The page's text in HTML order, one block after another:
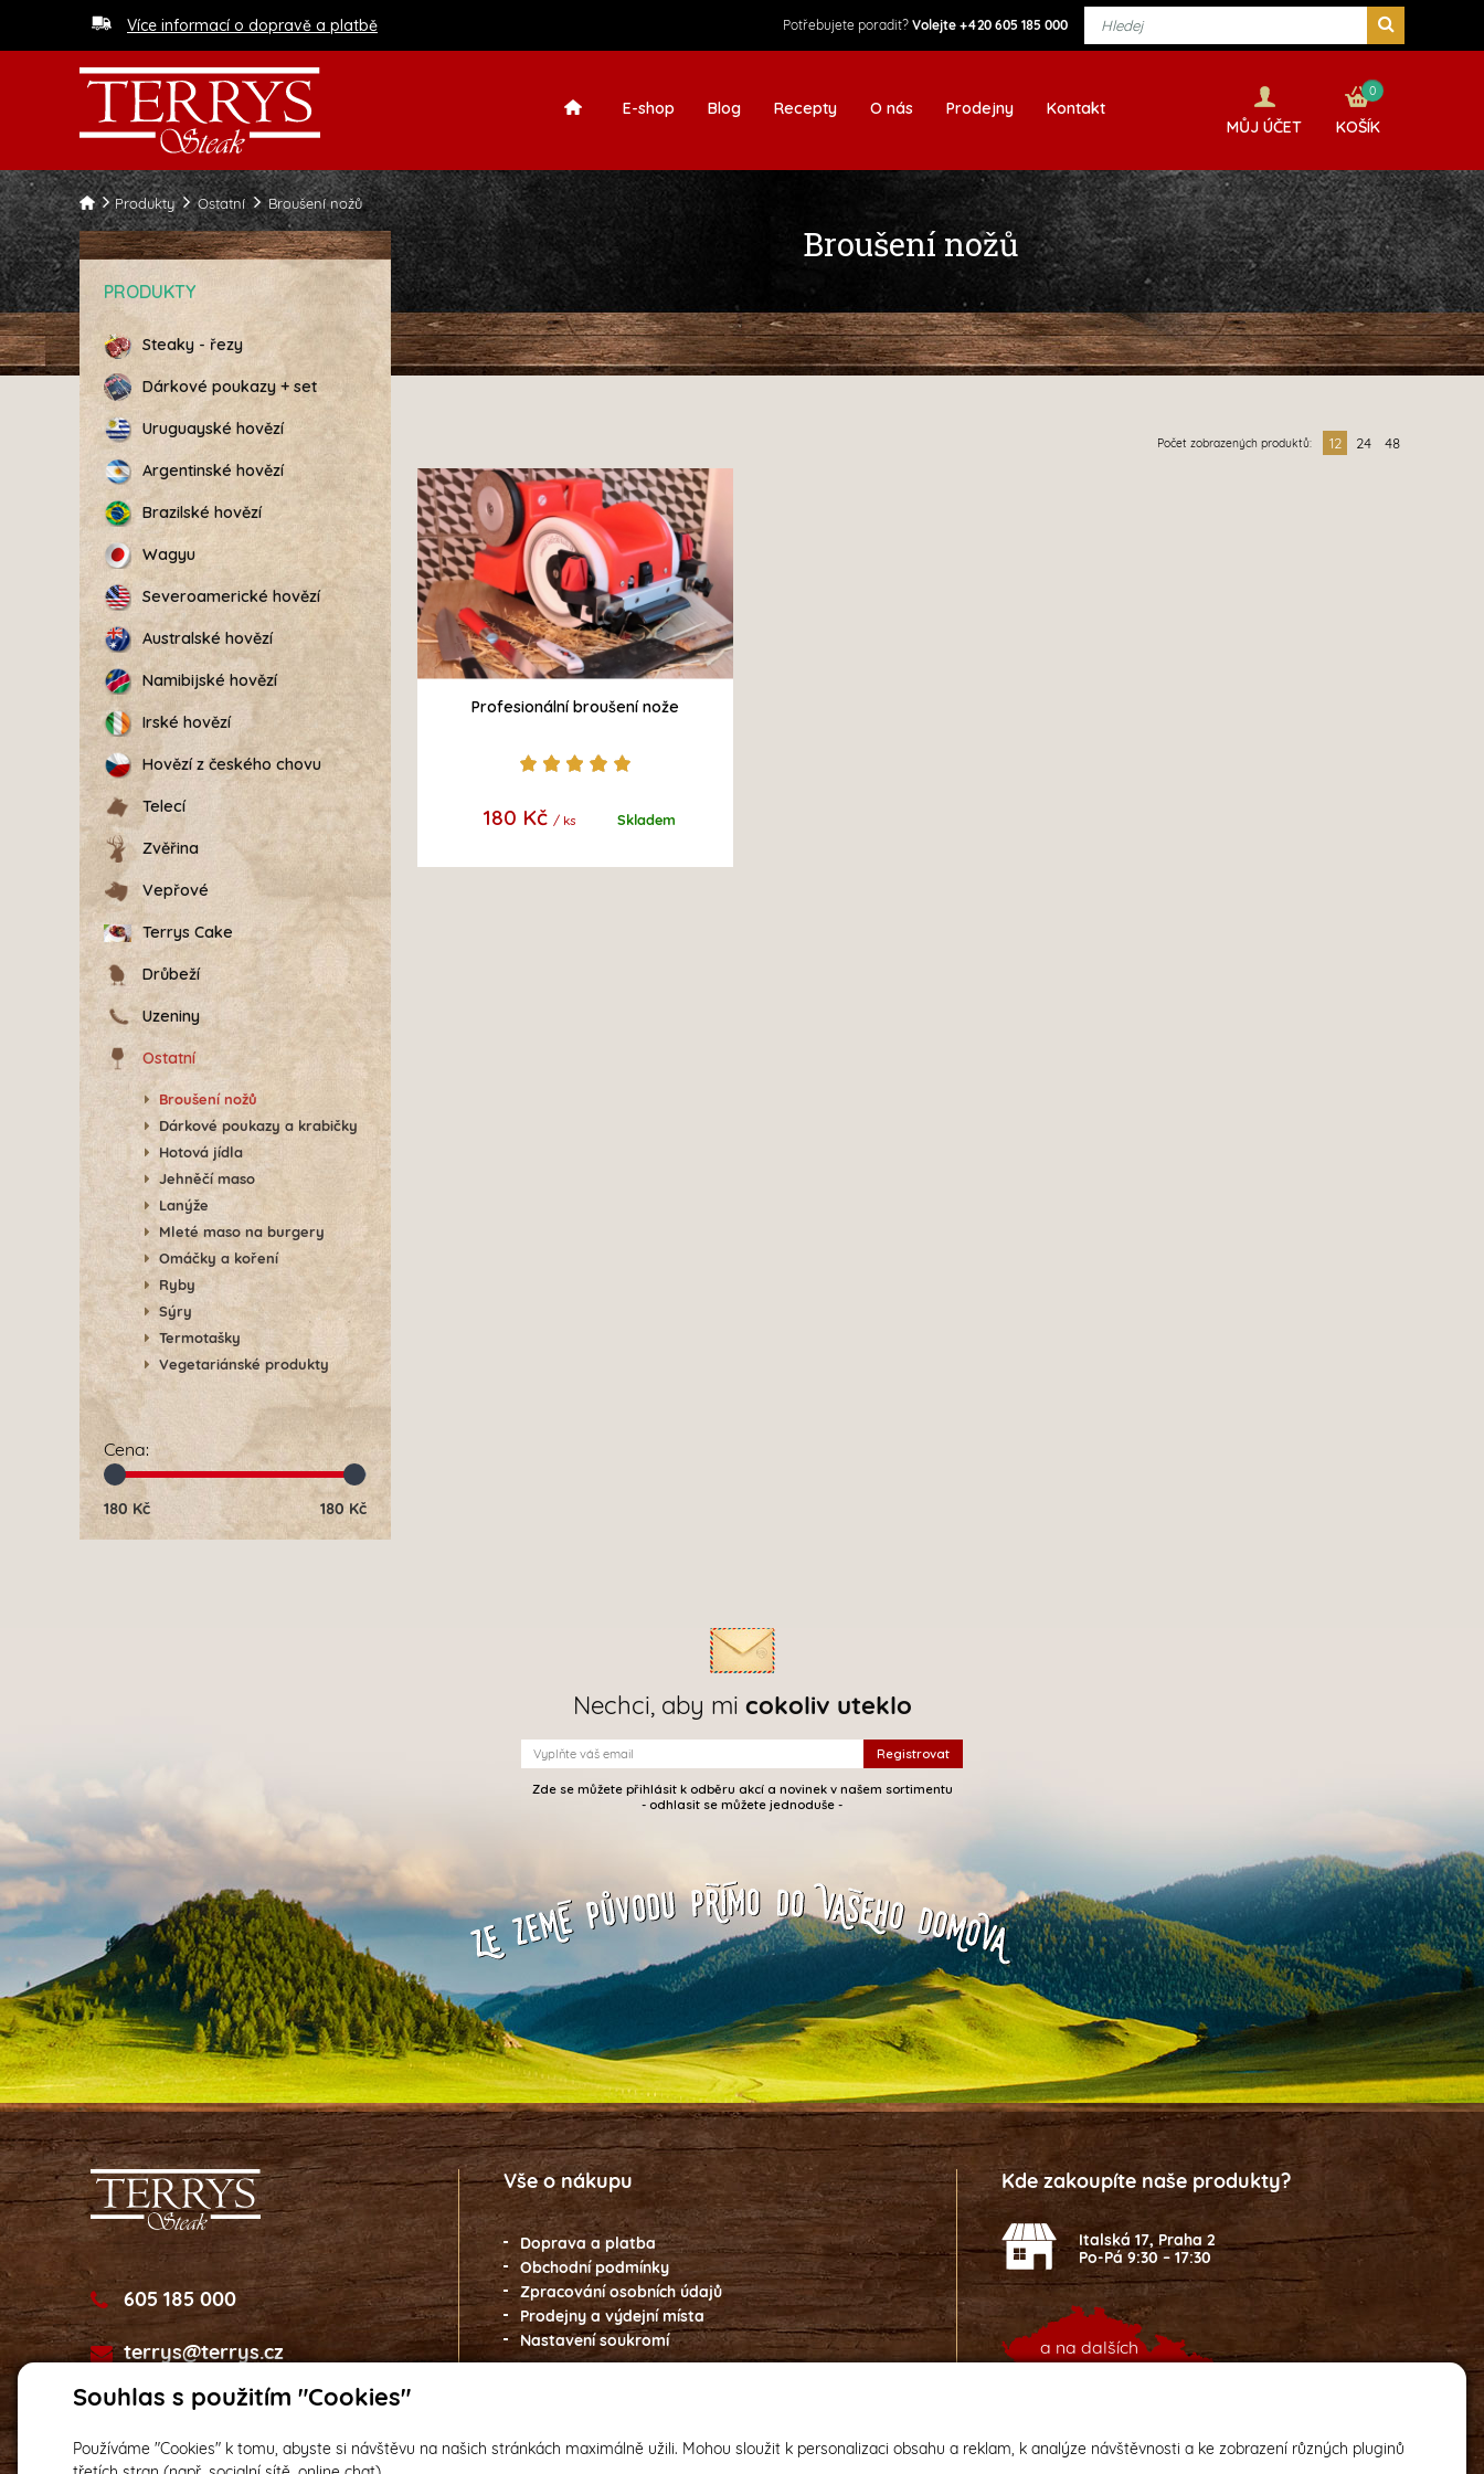
Souhlas s použitím "Cookies"
Používáme "Cookies" k tomu, abyste si návštěvu na našich stránkách maximálně užili. Mohou sloužit k personalizaci obsahu a reklam, k analýze návštěvnosti a ke zobrazení různých pluginů
Více informací o dopravě a platbě Potřebujete poradit? Volejte +420 605 185 000
0
KOŠÍK
MŮJ ÚČET
E-shop Blog Recepty O nás Prodejny Kontakt
Produkty Ostatní Broušení nožů
Broušení nožů
PRODUKTY
Steaky - řezy
Dárkové poukazy + set
Uruguayské hovězí
Argentinské hovězí
Brazilské hovězí
Wagyu
Severoamerické hovězí
Australské hovězí
Namibijské hovězí
Irské hovězí
Hovězí z českého chovu
Telecí
Zvěřina
Vepřové
Terrys Cake
Drůbeží
Uzeniny
Ostatní
Broušení nožů
Dárkové poukazy a krabičky
Hotová jídla
Jehněčí maso
Lanýže
Mleté maso na burgery
Omáčky a koření
Ryby
Sýry
Termotašky
Vegetariánské produkty
Cena:
180 Kč 180 Kč
Počet zobrazených produktů: 12 24 48
Profesionální broušení nože
180 Kč / ks Skladem
Nechci, aby mi cokoliv uteklo
Zde se můžete přihlásit k odběru akcí a novinek v našem sortimentu
- odhlasit se můžete jednoduše -
605 185 000
terrys@terrys.cz
Vše o nákupu
Doprava a platba
Obchodní podmínky
Zpracování osobních údajů
Prodejny a výdejní místa
Nastavení soukromí
Kde zakoupíte naše produkty?
Italská 17, Praha 2
Po-Pá 9:30 – 17:30
a na dalších
2